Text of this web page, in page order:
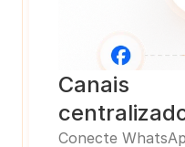
Canais
Conecte